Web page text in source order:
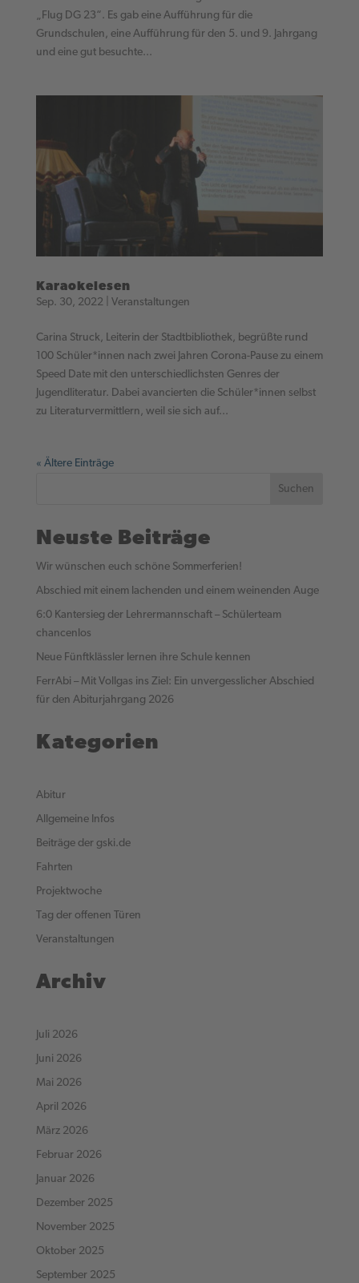
„Flug DG 23“. Es gab eine Aufführung für die
Grundschulen, eine Aufführung für den 5. und 9. Jahrgang
und eine gut besuchte...
Karaokelesen
Sep. 30, 2022| Veranstaltungen
Carina Struck, Leiterin der Stadtbibliothek, begrüßte rund
100 Schüler*innen nach zwei Jahren Corona-Pause zu einem
Speed Date mit den unterschiedlichsten Genres der
Jugendliteratur. Dabei avancierten die Schüler*innen selbst
zu Literaturvermittlern, weil sie sich auf...
« Ältere Einträge
Suchen
Neuste Beiträge
Wir wünschen euch schöne Sommerferien!
Abschied mit einem lachenden und einem weinenden Auge
6:0 Kantersieg der Lehrermannschaft – Schülerteam
chancenlos
Neue Fünftklässler lernen ihre Schule kennen
FerrAbi – Mit Vollgas ins Ziel: Ein unvergesslicher Abschied
für den Abiturjahrgang 2026
Kategorien
Abitur
Allgemeine Infos
Beiträge der gski.de
Fahrten
Projektwoche
Tag der offenen Türen
Veranstaltungen
Archiv
Juli 2026
Juni 2026
Mai 2026
April 2026
März 2026
Februar 2026
Januar 2026
Dezember 2025
November 2025
Oktober 2025
September 2025